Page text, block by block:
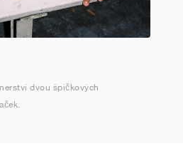
dvou špičkových